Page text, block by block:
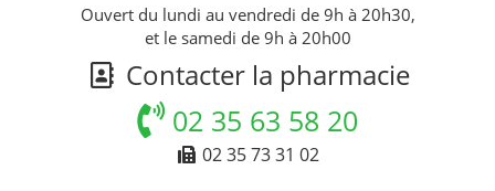
Ouvert du lundi au vendredi de 9h à 20h30,
et le samedi de 9h à 20h00
Contacter la pharmacie
02 35 63 58 20
02 35 73 31 02